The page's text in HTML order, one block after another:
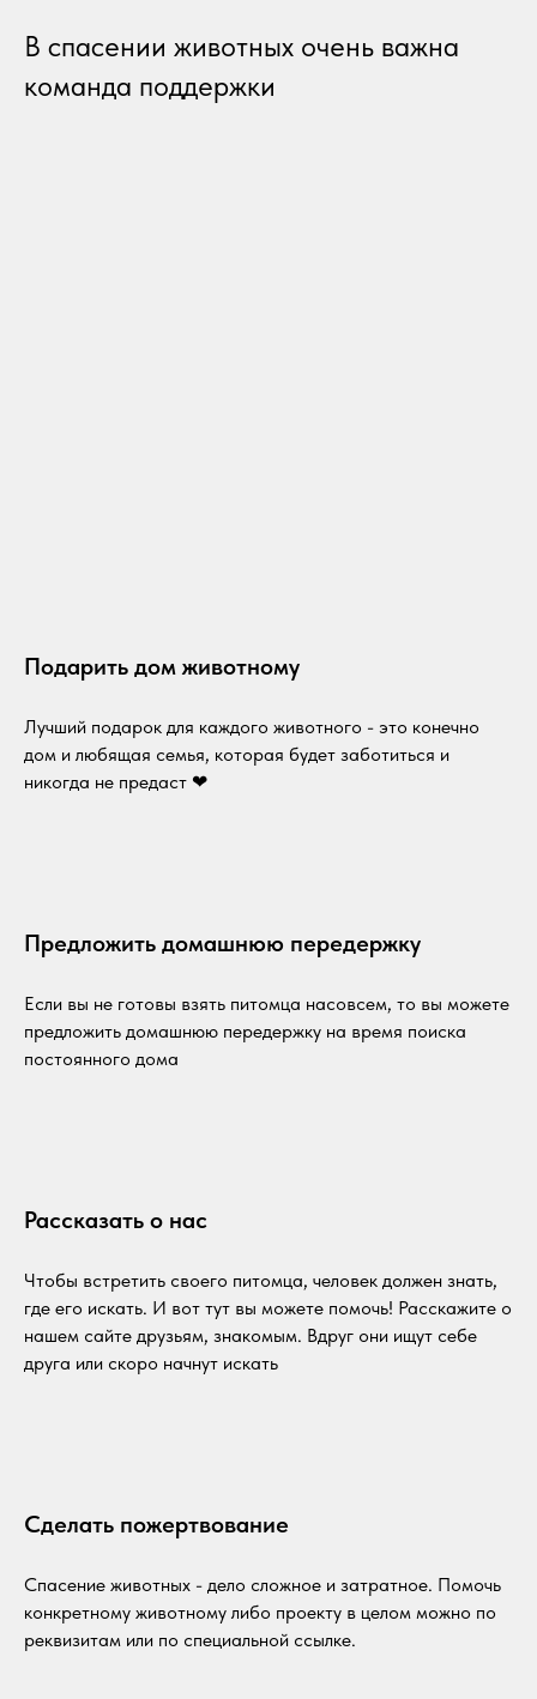
В спасении животных очень важна
команда поддержки
Подарить дом животному
Лучший подарок для каждого животного - это конечно
дом и любящая семья, которая будет заботиться и
никогда не предаст ❤
Предложить домашнюю передержку
Если вы не готовы взять питомца насовсем, то вы можете
предложить домашнюю передержку на время поиска
постоянного дома
Рассказать о нас
Чтобы встретить своего питомца, человек должен знать,
где его искать. И вот тут вы можете помочь! Расскажите о
нашем сайте друзьям, знакомым. Вдруг они ищут себе
друга или скоро начнут искать
Сделать пожертвование
Спасение животных - дело сложное и затратное. Помочь
конкретному животному либо проекту в целом можно по
реквизитам или по специальной ссылке.